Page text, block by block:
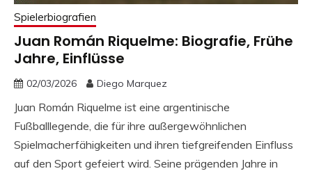
Spielerbiografien
Juan Román Riquelme: Biografie, Frühe
Jahre, Einflüsse
02/03/2026 Diego Marquez
Juan Román Riquelme ist eine argentinische
Fußballlegende, die für ihre außergewöhnlichen
Spielmacherfähigkeiten und ihren tiefgreifenden Einfluss
auf den Sport gefeiert wird. Seine prägenden Jahre in